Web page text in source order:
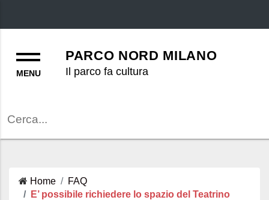
PARCO NORD MILANO
Il parco fa cultura
Home
FAQ
E’ possibile richiedere lo spazio del Teatrino